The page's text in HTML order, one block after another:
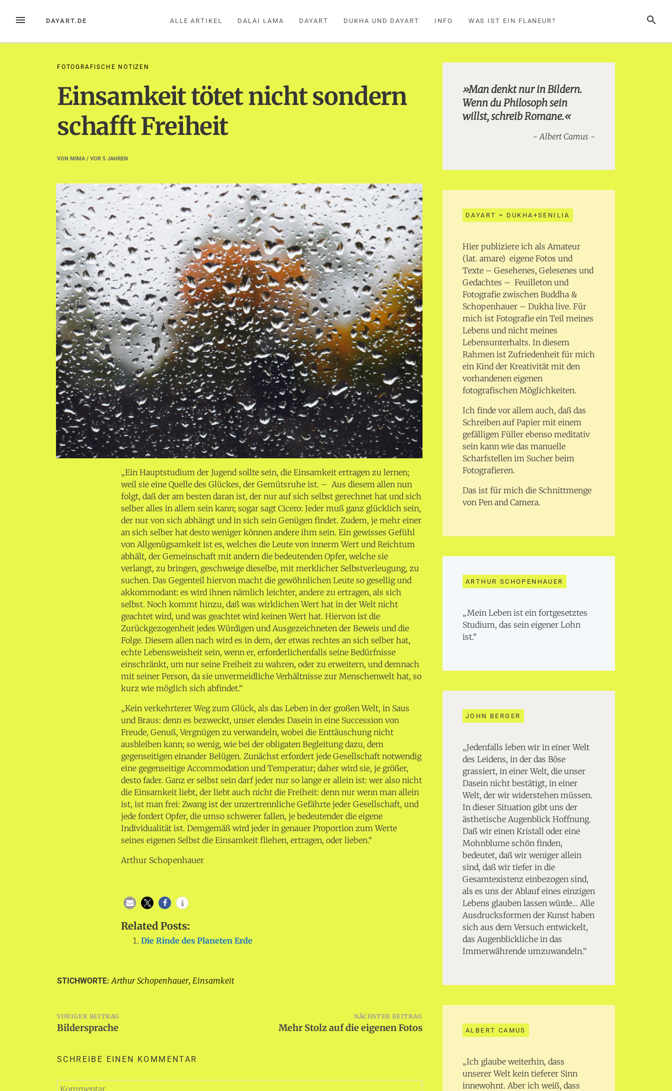
InhaltMENÜ SUCHE
DAYART.DE ALLE ARTIKEL DALAI LAMA DAYART DUKHA UND DAYART INFO WAS IST EIN FLANEUR?
FOTOGRAFISCHE NOTIZEN
Einsamkeit tötet nicht sondern
schafft Freiheit
VON MIMA/ VOR 5 JAHREN
„Ein Hauptstudium der Jugend sollte sein, die Einsamkeit ertragen zu lernen;
weil sie eine Quelle des Glückes, der Gemütsruhe ist. – Aus diesem allen nun
folgt, daß der am besten daran ist, der nur auf sich selbst gerechnet hat und sich
selber alles in allem sein kann; sogar sagt Cicero: Jeder muß ganz glücklich sein,
der nur von sich abhängt und in sich sein Genügen findet. Zudem, je mehr einer
an sich selber hat desto weniger können andere ihm sein. Ein gewisses Gefühl
von Allgenügsamkeit ist es, welches die Leute von innerm Wert und Reichtum
abhält, der Gemeinschaft mit andern die bedeutenden Opfer, welche sie
verlangt, zu bringen, geschweige dieselbe, mit merklicher Selbstverleugung, zu
suchen. Das Gegenteil hiervon macht die gewöhnlichen Leute so gesellig und
akkommodant: es wird ihnen nämlich leichter, andere zu ertragen, als sich
selbst. Noch kommt hinzu, daß was wirklichen Wert hat in der Welt nicht
geachtet wird, und was geachtet wird keinen Wert hat. Hiervon ist die
Zurückgezogenheit jedes Würdigen und Ausgezeichneten der Beweis und die
Folge. Diesem allen nach wird es in dem, der etwas rechtes an sich selber hat,
echte Lebensweisheit sein, wenn er, erforderlichenfalls seine Bedürfnisse
einschränkt, um nur seine Freiheit zu wahren, oder zu erweitern, und demnach
mit seiner Person, da sie unvermeidliche Verhältnisse zur Menschenwelt hat, so
kurz wie möglich sich abfindet.“
„Kein verkehrterer Weg zum Glück, als das Leben in der großen Welt, in Saus
und Braus: denn es bezweckt, unser elendes Dasein in eine Succession von
Freude, Genuß, Vergnügen zu verwandeln, wobei die Enttäuschung nicht
ausbleiben kann; so wenig, wie bei der obligaten Begleitung dazu, dem
gegenseitigen einander Belügen. Zunächst erfordert jede Gesellschaft notwendig
eine gegenseitige Accommodation und Temperatur; daher wird sie, je größer,
desto fader. Ganz er selbst sein darf jeder nur so lange er allein ist: wer also nicht
die Einsamkeit liebt, der liebt auch nicht die Freiheit: denn nur wenn man allein
ist, ist man frei: Zwang ist der unzertrennliche Gefährte jeder Gesellschaft, und
jede fordert Opfer, die umso schwerer fallen, je bedeutender die eigene
Individualität ist. Demgemäß wird jeder in genauer Proportion zum Werte
seines eigenen Selbst die Einsamkeit fliehen, ertragen, oder lieben.“
Arthur Schopenhauer
Related Posts:
Die Rinde des Planeten Erde
STICHWORTE: Arthur Schopenhauer, Einsamkeit
Beitragsnavigation
VORIGER BEITRAG
Bildersprache
NÄCHSTER BEITRAG
Mehr Stolz auf die eigenen Fotos
SCHREIBE EINEN KOMMENTAR
»Man denkt nur in Bildern.
Wenn du Philosoph sein
willst, schreib Romane.«
Albert Camus
DAYART = DUKHA+SENILIA
Hier publiziere ich als Amateur
(lat. amare) eigene Fotos und
Texte – Gesehenes, Gelesenes und
Gedachtes – Feuilleton und
Fotografie zwischen Buddha &
Schopenhauer – Dukha live. Für
mich ist Fotografie ein Teil meines
Lebens und nicht meines
Lebensunterhalts. In diesem
Rahmen ist Zufriedenheit für mich
ein Kind der Kreativität mit den
vorhandenen eigenen
fotografischen Möglichkeiten.
Ich finde vor allem auch, daß das
Schreiben auf Papier mit einem
gefälligen Füller ebenso meditativ
sein kann wie das manuelle
Scharfstellen im Sucher beim
Fotografieren.
Das ist für mich die Schnittmenge
von Pen and Camera.
ARTHUR SCHOPENHAUER
„Mein Leben ist ein fortgesetztes
Studium, das sein eigener Lohn
ist.“
JOHN BERGER
„Jedenfalls leben wir in einer Welt
des Leidens, in der das Böse
grassiert, in einer Welt, die unser
Dasein nicht bestätigt, in einer
Welt, der wir widerstehen müssen.
In dieser Situation gibt uns der
ästhetische Augenblick Hoffnung.
Daß wir einen Kristall oder eine
Mohnblume schön finden,
bedeutet, daß wir weniger allein
sind, daß wir tiefer in die
Gesamtexistenz einbezogen sind,
als es uns der Ablauf eines einzigen
Lebens glauben lassen würde… Alle
Ausdrucksformen der Kunst haben
sich aus dem Versuch entwickelt,
das Augenblickliche in das
Immerwährende umzuwandeln.“
ALBERT CAMUS
„Ich glaube weiterhin, dass
unserer Welt kein tieferer Sinn
innewohnt. Aber ich weiß, dass